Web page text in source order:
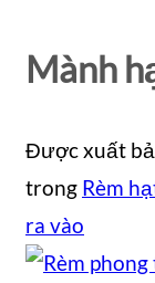
Mành
Được xuất
trong Rèm
ra vào